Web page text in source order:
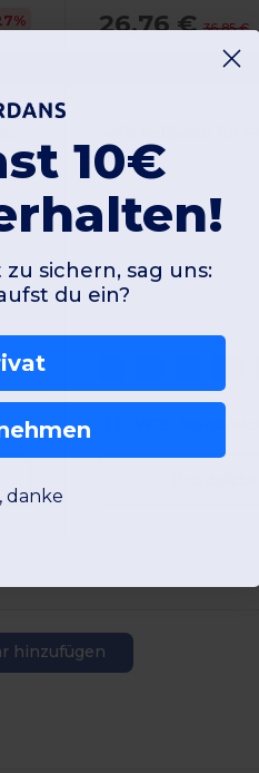
26,76 €36,85 €
Mustaghata
hinzufügen
10€
sichern, sag uns:
du ein?
danke